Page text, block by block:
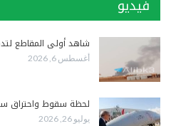
فيديو
شاهد أولى المقاطع
أغسطس 6, 2026
لحظة سقوط واحتراق
يوليو 26, 2026